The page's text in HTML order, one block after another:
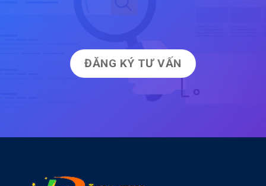
ĐĂNG KÝ TƯ VẤN